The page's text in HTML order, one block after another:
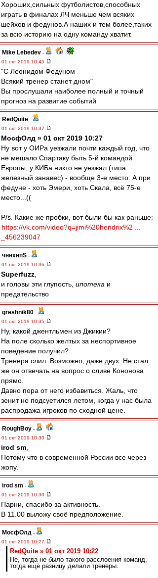
Хороших,сильных футболистов,способных
играть в финалах ЛЧ меньше чем всяких
шейхов и федунов.А наших и тем более,таких
за всю историю на одну команду хватит.
Mike Lebedev -
01 окт 2019 10:45
"С Леонидом Федуном
Всякий тренер станет дном"
Вы прослушали наиболее полный и точный
прогноз на развитие событий
RedQuite -
01 окт 2019 10:37
МосфОлд » 01 окт 2019 10:27
Ну вот у ОИРа уезжали почти каждый год, что
не мешало Спартаку быть 5-й командой
Европы, у КИБа никто не уезжал (типа
железный занавес) - вообще 3-е место. А при
федуне - хоть Эмери, хоть Скала, всё 75-е
место...((
P/s. Какие же пробки, вот были бы как раньше:
https://vk.com/video?q=jimi%20hendrix%2 ...
_456239047
чннхнпS -
01 окт 2019 10:36
Superfuzz
и головы эти глупость, ипотека и
предательство
greshnik80 -
01 окт 2019 10:35
Ну, какой джентльмен из Джикии?
На поле сколько желтых за неспортивное
поведение получил?
Тренера слил. Возможно, даже двух. Не стал
же он отвечать на вопрос о сливе Кононова
прямо.
Давно пора от него избавиться. Жаль, что
зенит не подсуетился летом, когда у нас была
распродажа игроков по сходной цене.
RoughBoy -
01 окт 2019 10:30
irod sm
Потому что в современной России все через
жопу.
irod sm -
01 окт 2019 10:30
Парни, спасибо за активность.
В 11.00 выложу своё предположение.
МосфОлд -
01 окт 2019 10:27
RedQuite » 01 окт 2019 10:22
Не, тогда не было такого расслоения команд,
тогда ещё разницу делали тренеры.